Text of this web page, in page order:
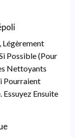
Possible (pour
Nettoyants
Pourraient
Ensuite